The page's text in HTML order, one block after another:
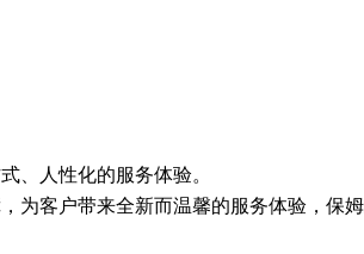
、人性化的服务体验。
为客户带来全新而温馨的服务体验，保